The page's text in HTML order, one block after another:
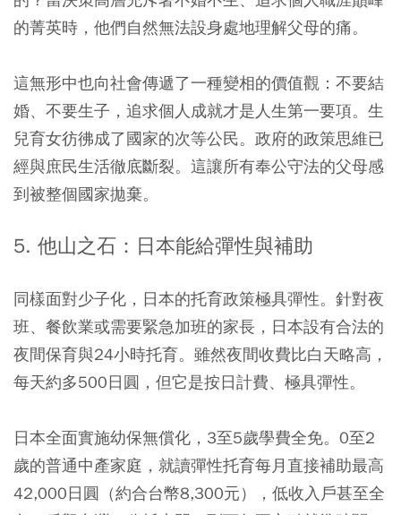
的菁英時，他們自然無法設身處地理解父母的痛。
這無形中也向社會傳遞了一種變相的價值觀：不要結
婚、不要生子，追求個人成就才是人生第一要項。生
兒育女彷彿成了國家的次等公民。政府的政策思維已
經與庶民生活徹底斷裂。這讓所有奉公守法的父母感
到被整個國家拋棄。
5. 他山之石：日本能給彈性與補助
同樣面對少子化，日本的托育政策極具彈性。針對夜
班、餐飲業或需要緊急加班的家長，日本設有合法的
夜間保育與24小時托育。雖然夜間收費比白天略高，
每天約多500日圓，但它是按日計費、極具彈性。
日本全面實施幼保無償化，3至5歲學費全免。0至2
歲的普通中產家庭，就讀彈性托育每月直接補助最高
42,000日圓（約合台幣8,300元），低收入戶甚至全